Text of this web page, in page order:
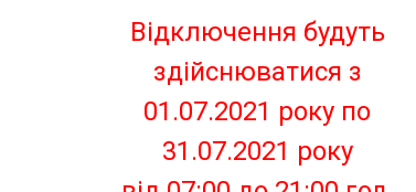
Відключення будуть
здійснюватися з
01.07.2021 року по
31.07.2021 року